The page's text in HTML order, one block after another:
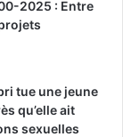
2025 : Entre
tue une jeune
qu’elle ait
sexuelles